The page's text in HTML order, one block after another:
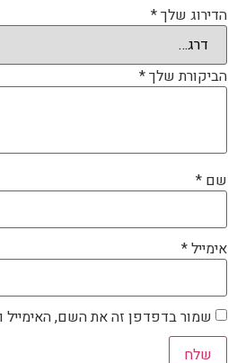
הדירוג שלך*
הביקורת שלך*
שם *
אימייל*
שמור בדפדפן זה את השם,